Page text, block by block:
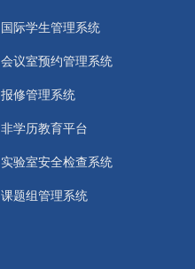
国际学生管理系统
会议室预约管理系统
报修管理系统
非学历教育平台
实验室安全检查系统
课题组管理系统